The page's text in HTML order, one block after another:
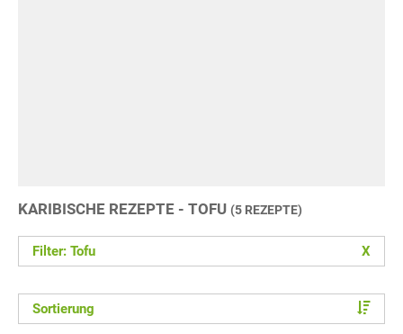
KARIBISCHE REZEPTE - TOFU (5 REZEPTE)
Filter: Tofu X
Sortierung